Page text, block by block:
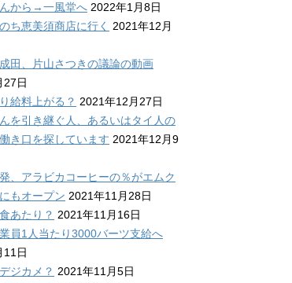
から→一風堂へ 2022年1月8日
ち恵美須商店に行く
2021年12月
田、片山さつきの議論の動画
27日
給料上がる？ 2021年12月27日
を引き継ぐ人、あるいはタイ人の
き口を探しています 2021年12月9
、アラビカコーヒーの％がエムク
もオープン 2021年11月28日
あたり？ 2021年11月16日
員1人当たり3000バーツ支給へ
11日
ジカメ？ 2021年11月5日